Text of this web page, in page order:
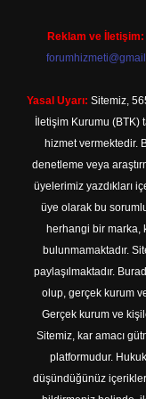
Reklam ve İletişim:
Yasal Uyarı: Sitemiz,
İletişim Kurumu (BTK)
hizmet vermektedir.
denetleme veya
üyelerimiz yazdıkları
üye olarak bu
herhangi bir marka,
bulunmamaktadır.
paylaşılmaktadır.
olup, gerçek kurum
Gerçek kurum ve
Sitemiz, kar amacı
platformudur.
düşündüğünüz